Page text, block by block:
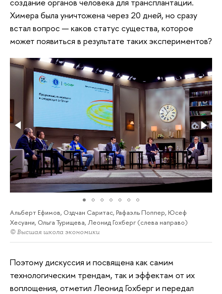
создание органов человека для трансплантации.
Химера была уничтожена через 20 дней, но сразу
встал вопрос — каков статус существа, которое
может появиться в результате таких экспериментов?
Альберт Ефимов, Оздчан Саритас, Рафаэль Поппер, Юсеф
Хесуани, Ольга Турищева, Леонид Гохберг (слева направо)
© Высшая школа экономики
Поэтому дискуссия и посвящена как самим
технологическим трендам, так и эффектам от их
воплощения, отметил Леонид Гохберг и передал